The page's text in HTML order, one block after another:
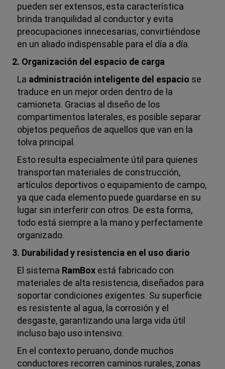
pueden ser extensos, esta característica
brinda tranquilidad al conductor y evita
preocupaciones innecesarias, convirtiéndose
en un aliado indispensable para el día a día.
2. Organización del espacio de carga
La administración inteligente del espacio se
traduce en un mejor orden dentro de la
camioneta. Gracias al diseño de los
compartimentos laterales, es posible separar
objetos pequeños de aquellos que van en la
tolva principal.
Esto resulta especialmente útil para quienes
transportan materiales de construcción,
artículos deportivos o equipamiento de campo,
ya que cada elemento puede guardarse en su
lugar sin interferir con otros. De esta forma,
todo está siempre a la mano y perfectamente
organizado.
3. Durabilidad y resistencia en el uso diario
El sistema RamBox está fabricado con
materiales de alta resistencia, diseñados para
soportar condiciones exigentes. Su superficie
es resistente al agua, la corrosión y el
desgaste, garantizando una larga vida útil
incluso bajo uso intensivo.
En el contexto peruano, donde muchos
conductores recorren caminos rurales, zonas